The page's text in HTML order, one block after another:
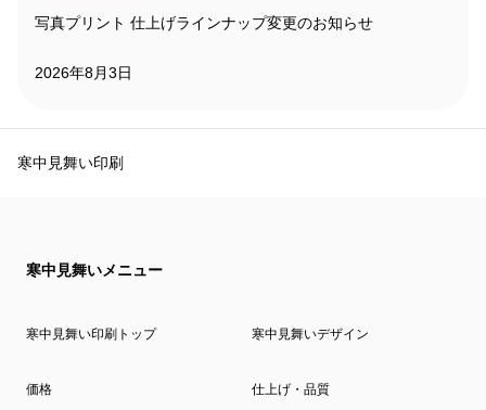
2026年8月3日
写真プリント 仕上げラインナップ変更のお知らせ
寒中見舞い印刷
寒中見舞いメニュー
寒中見舞い印刷トップ 寒中見舞いデザイン
価格 仕上げ・品質